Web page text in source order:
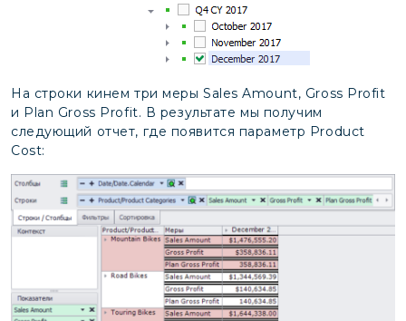
На строки кинем три меры Sales Amount, Gross Profit
и Plan Gross Profit. В результате мы получим
следующий отчет, где появится параметр Product
Cost: